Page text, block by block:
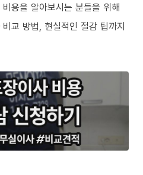
용을 알아보시는 분들을 위해
교 방법, 현실적인 절감 팁까지